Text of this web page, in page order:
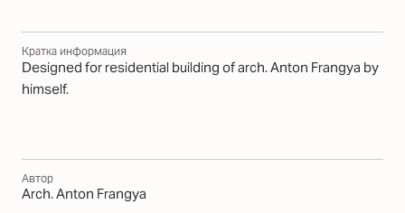
Кратка информация
Designed for residential building of arch. Anton Frangya by
himself.
Автор
Arch. Anton Frangya